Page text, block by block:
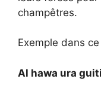
champêtres.
Exemple dans
Al hawa ura